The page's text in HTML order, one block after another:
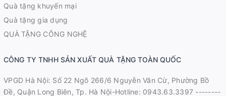
Quà tặng khuyến mại
Quà tặng gia dụng
QUÀ TẶNG CÔNG NGHỆ
CÔNG TY TNHH SẢN XUẤT QUÀ TẶNG TOÀN QUỐC
VPGD Hà Nội: Số 22 Ngõ 266/6 Nguyễn Văn Cừ, Phường Bồ
Đề, Quận Long Biên, Tp. Hà Nội-Hotline: 0943.63.3397 --------